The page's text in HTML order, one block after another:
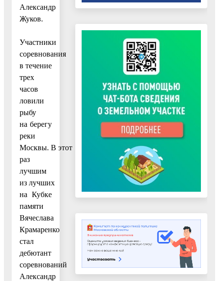
Александр
Жуков.
Участники
соревнования
в течение
трех
часов
ловили
рыбу
на берегу
реки
Москвы. В этот
раз
лучшим
из лучших
на Кубке
памяти
Вячеслава
Крамаренко
стал
дебютант
соревнований
Александр